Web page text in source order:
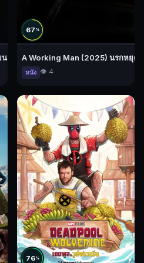
: โรมูลัส
67 %
A Working Man (2025) นรกหยุด
หนัง 👁️ 4
76%